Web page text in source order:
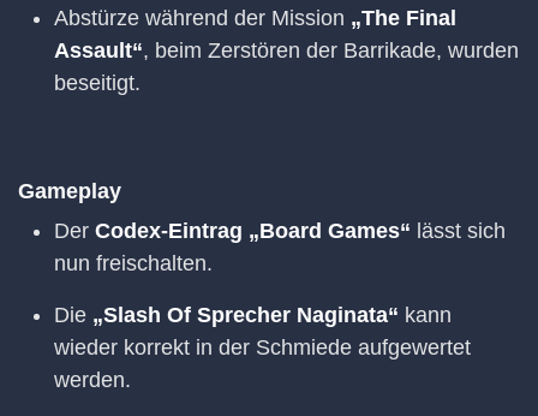
Abstürze während der Mission „The Final
Assault“, beim Zerstören der Barrikade, wurden
beseitigt.
Gameplay
Der Codex-Eintrag „Board Games“ lässt sich
nun freischalten.
Die „Slash Of Sprecher Naginata“ kann
wieder korrekt in der Schmiede aufgewertet
werden.